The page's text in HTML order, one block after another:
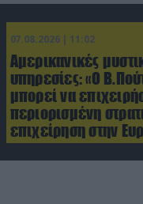
07.08.2026 | 11:02
Αμερικανικές
υπηρεσίες: «Ο
μπορεί να
περιορισμένη
επιχείρηση στην